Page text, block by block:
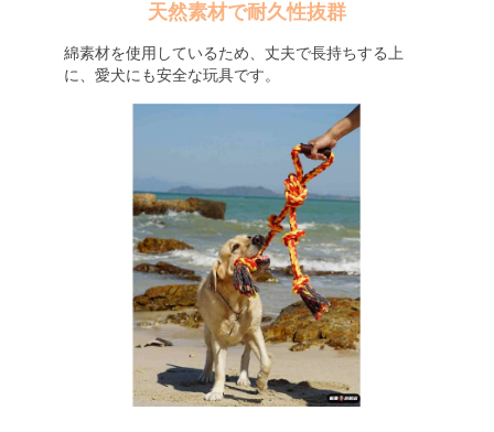
天然素材で耐久性抜群
綿素材を使用しているため、丈夫で長持ちする上
に、愛犬にも安全な玩具です。